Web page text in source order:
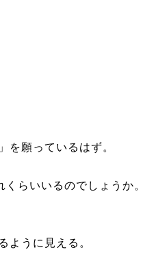
を願っているはず。
くらいいるのでしょうか。
ように見える。